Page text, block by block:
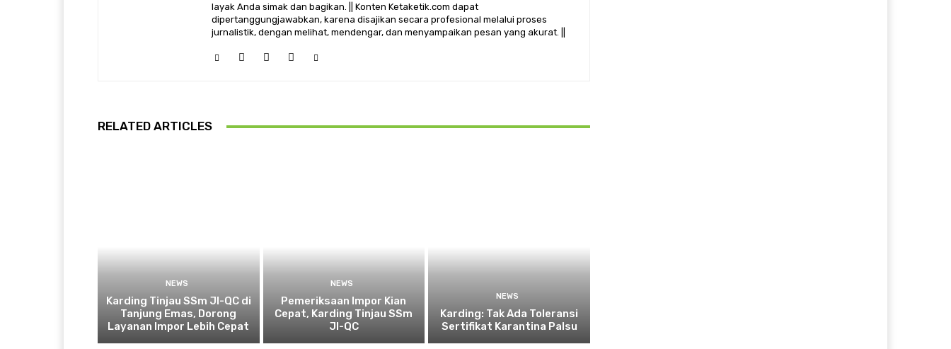
layak Anda simak dan bagikan. || Konten Ketaketik.com dapat
dipertanggungjawabkan, karena disajikan secara profesional melalui proses
jurnalistik, dengan melihat, mendengar, dan menyampaikan pesan yang akurat. ||
RELATED ARTICLES
NEWS
Karding Tinjau SSm JI-QC di
Tanjung Emas, Dorong
Layanan Impor Lebih Cepat
NEWS
Pemeriksaan Impor Kian
Cepat, Karding Tinjau SSm
JI-QC
NEWS
Karding: Tak Ada Toleransi
Sertifikat Karantina Palsu